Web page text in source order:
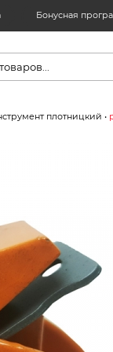
Бонусная
плотницкий •